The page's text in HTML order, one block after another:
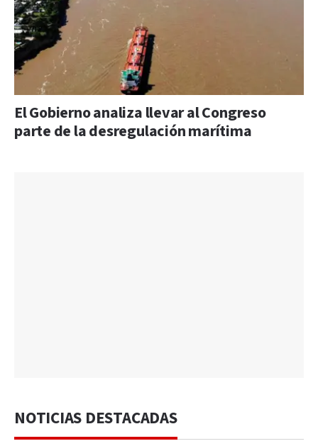
El Gobierno analiza llevar al Congreso
parte de la desregulación marítima
NOTICIAS DESTACADAS